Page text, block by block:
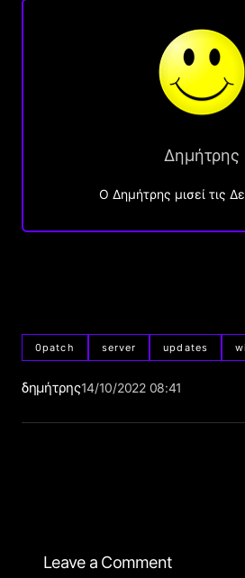
Δημήτρης
O Δημήτρης μισεί τις
0patch server updates
δημήτρης14/10/2022 08:41
Leave a Comment